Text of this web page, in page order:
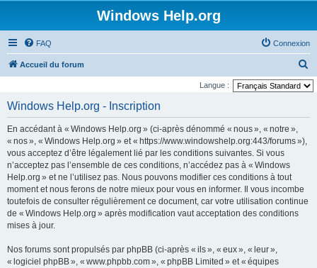
Windows Help.org
FAQ Connexion
Accueil du forum
e
Langue :
Windows Help.org - Inscription
En accédant à « Windows Help.org » (ci-après dénommé « nous », « notre »,
« nos », « Windows Help.org » et « https://www.windowshelp.org:443/forums »),
vous acceptez d’être légalement lié par les conditions suivantes. Si vous
n’acceptez pas l’ensemble de ces conditions, n’accédez pas à « Windows
Help.org » et ne l’utilisez pas. Nous pouvons modifier ces conditions à tout
moment et nous ferons de notre mieux pour vous en informer. Il vous incombe
toutefois de consulter régulièrement ce document, car votre utilisation continue
de « Windows Help.org » après modification vaut acceptation des conditions
mises à jour.
Nos forums sont propulsés par phpBB (ci-après « ils », « eux », « leur »,
« logiciel phpBB », « www.phpbb.com », « phpBB Limited » et « équipes